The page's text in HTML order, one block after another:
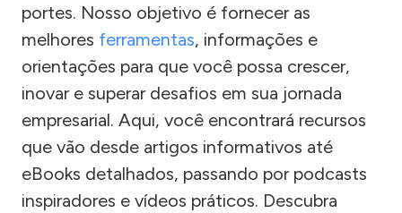
portes. Nosso objetivo é fornecer as
melhores ferramentas, informações e
orientações para que você possa crescer,
inovar e superar desafios em sua jornada
empresarial. Aqui, você encontrará recursos
que vão desde artigos informativos até
eBooks detalhados, passando por podcasts
inspiradores e vídeos práticos. Descubra